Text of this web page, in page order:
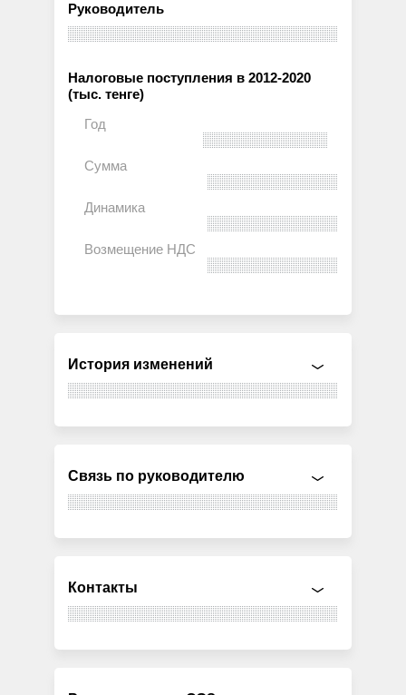
Руководитель
Налоговые поступления в 2012-2020
(тыс. тенге)
История изменений
Связь по руководителю
Контакты